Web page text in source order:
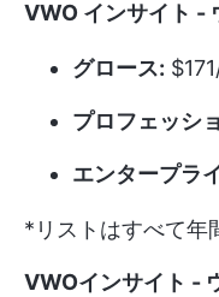
VWO インサイト -
グロース:
プロフェッシ
エンタープラ
*リストはすべて年
VWOインサイト -